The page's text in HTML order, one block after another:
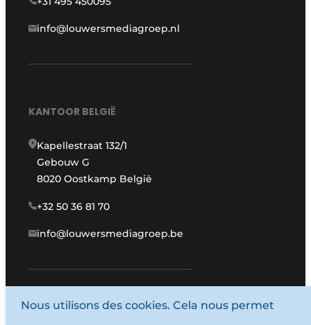
info@louwersmediagroep.nl
KANTOOR BELGIË
Kapellestraat 132/1
Gebouw G
8020 Oostkamp België
+32 50 36 81 70
info@louwersmediagroep.be
www.louwersmediagroep.com
Nous utilisons des cookies. Cela nous permet